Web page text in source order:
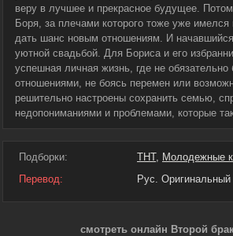
веру в лучшее и прекрасное будущее.
Боря, за плечами которого тоже уже
дать шанс новым отношениям. И
уютной свадьбой. Для Бориса и его
успешная личная жизнь, где не
отношениями, не боясь перемен или
решительно настроены сохранить семью,
недопониманиями и проблемами, которые
Подборки: ТНТ, Молодежные
Перевод:
Рус. Оригинальный
смотреть онлайн Второй